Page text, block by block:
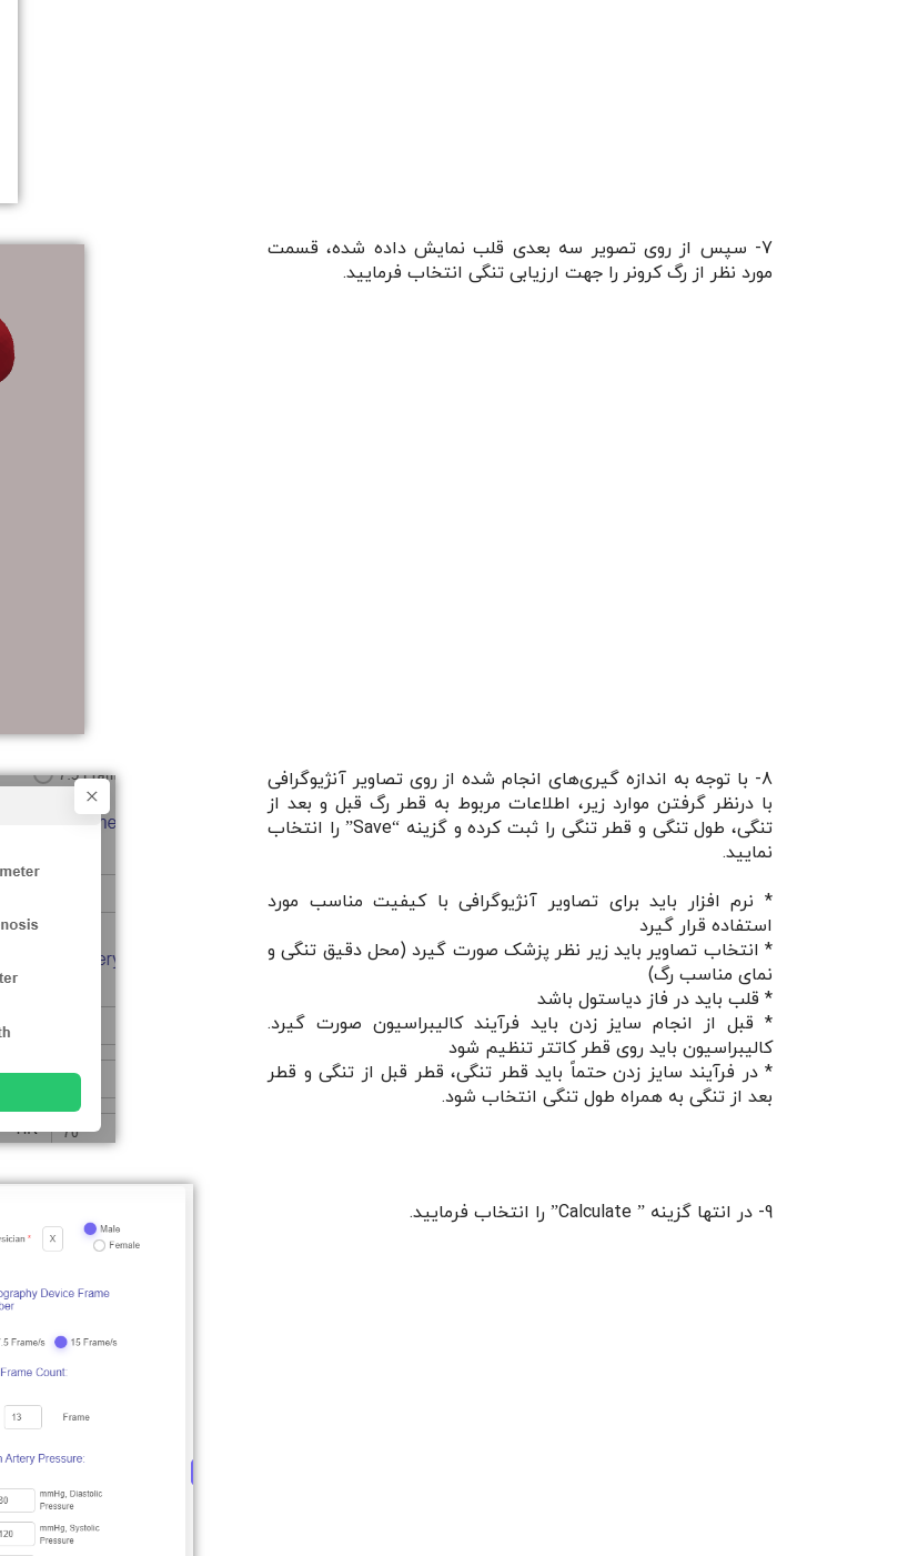
7- سپس از روی تصویر سه بعدی قلب نمایش داده شده، قسمت
مورد نظر از رگ کرونر را جهت ارزیابی تنگی انتخاب فرمایید.
8- با توجه به اندازه گیری‌های انجام شده از روی تصاویر آنژیوگرافی
با درنظر گرفتن موارد زیر، اطلاعات مربوط به قطر رگ قبل و بعد از
تنگی، طول تنگی و قطر تنگی را ثبت کرده و گزینه “Save” را انتخاب
نمایید.
* نرم افزار باید برای تصاویر آنژیوگرافی با کیفیت مناسب مورد
استفاده قرار گیرد
* انتخاب تصاویر باید زیر نظر پزشک صورت گیرد (محل دقیق تنگی و
نمای مناسب رگ)
* قلب باید در فاز دیاستول باشد
* قبل از انجام سایز زدن باید فرآیند کالیبراسیون صورت گیرد.
کالیبراسیون باید روی قطر کاتتر تنظیم شود
* در فرآیند سایز زدن حتماً باید قطر تنگی، قطر قبل از تنگی و قطر
بعد از تنگی به همراه طول تنگی انتخاب شود.
9- در انتها گزینه ” Calculate” را انتخاب فرمایید.